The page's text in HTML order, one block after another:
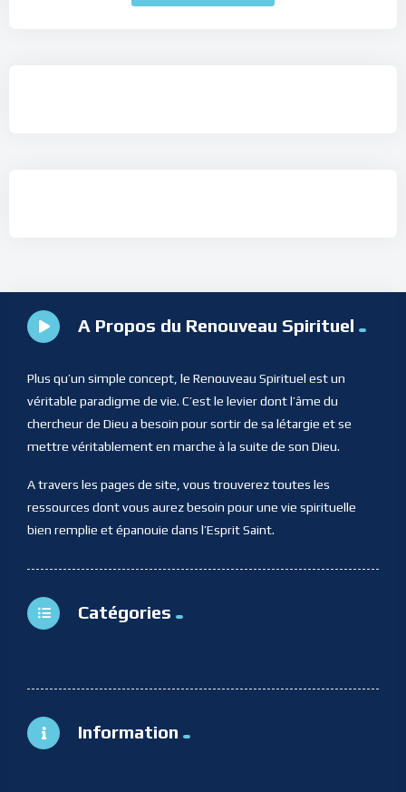
A Propos du Renouveau Spirituel
Plus qu’un simple concept, le Renouveau Spirituel est un
véritable paradigme de vie. C’est le levier dont l’âme du
chercheur de Dieu a besoin pour sortir de sa létargie et se
mettre véritablement en marche à la suite de son Dieu.
A travers les pages de site, vous trouverez toutes les
ressources dont vous aurez besoin pour une vie spirituelle
bien remplie et épanouie dans l’Esprit Saint.
Catégories
Information